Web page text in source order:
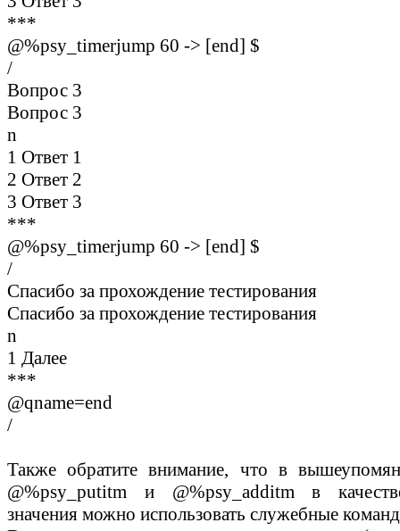
***
@%psy_timerjump 60 -> [end] $
/
Вопрос 3
Вопрос 3
n
1 Ответ 1
2 Ответ 2
3 Ответ 3
***
@%psy_timerjump 60 -> [end] $
/
Спасибо за прохождение тестирования
Спасибо за прохождение тестирования
n
1 Далее
***
@qname=end
/
Также обратите внимание, что в
@%psy_putitm и @%psy_additmв
значения можно использовать служебные